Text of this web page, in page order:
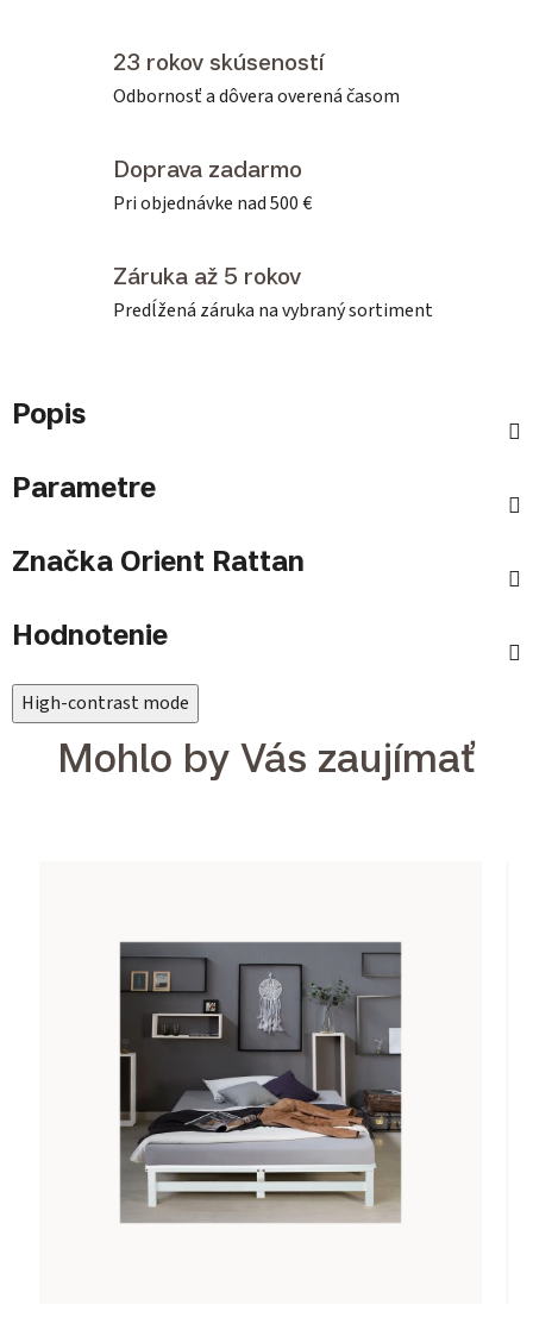
23 rokov skúseností
Odbornosť a dôvera overená časom
Doprava zadarmo
Pri objednávke nad 500 €
Záruka až 5 rokov
Predĺžená záruka na vybraný sortiment
Popis
Parametre
Značka Orient Rattan
Hodnotenie
High-contrast mode
Mohlo by Vás zaujímať